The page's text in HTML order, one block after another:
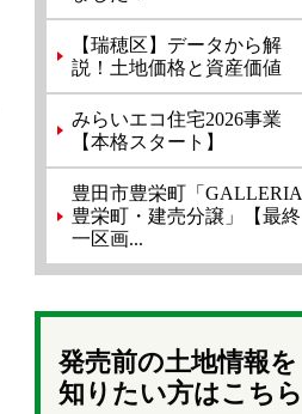
【瑞穂区】データから解
説！土地価格と資産価値
みらいエコ住宅2026事業
【本格スタート】
豊田市豊栄町「GALLERIA
豊栄町・建売分譲」【最終
一区画...
発売前の土地情報を
知りたい方はこちら